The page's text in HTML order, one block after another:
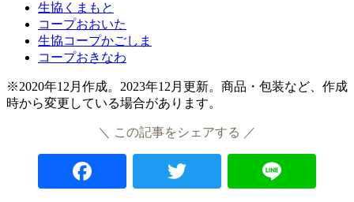
生協くまもと
コープおおいた
生協コープかごしま
コープおきなわ
※2020年12月作成。2023年12月更新。商品・包装など、作成
時から変更している場合があります。
＼ この記事をシェアする ／
Facebook Twitter